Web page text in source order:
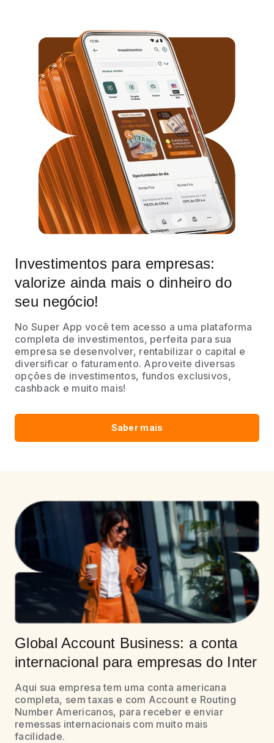
Investimentos para empresas:
valorize ainda mais o dinheiro do
seu negócio!
No Super App você tem acesso a uma plataforma
completa de investimentos, perfeita para sua
empresa se desenvolver, rentabilizar o capital e
diversificar o faturamento. Aproveite diversas
opções de investimentos, fundos exclusivos,
cashback e muito mais!
Saber mais
Global Account Business: a conta
internacional para empresas do Inter
Aqui sua empresa tem uma conta americana
completa, sem taxas e com Account e Routing
Number Americanos, para receber e enviar
remessas internacionais com muito mais
facilidade.